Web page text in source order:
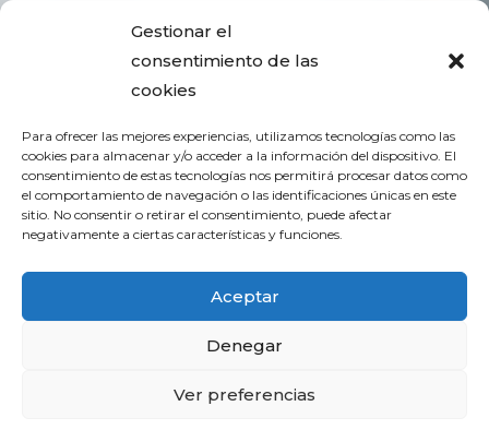
Gestionar el
consentimiento de las
cookies
Para ofrecer las mejores experiencias, utilizamos tecnologías como las
cookies para almacenar y/o acceder a la información del dispositivo. El
consentimiento de estas tecnologías nos permitirá procesar datos como
el comportamiento de navegación o las identificaciones únicas en este
sitio. No consentir o retirar el consentimiento, puede afectar
negativamente a ciertas características y funciones.
Aceptar
Denegar
Ver preferencias
¿ALGUNA
PREGUNTA?
Te contactamos…
¿HABLAMOS?